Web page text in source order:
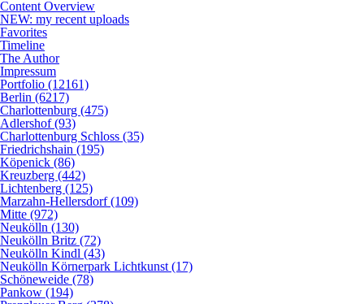
Content Overview
NEW: my recent uploads
Favorites
Timeline
The Author
Impressum
Portfolio (12161)
Berlin (6217)
Charlottenburg (475)
Adlershof (93)
Charlottenburg Schloss (35)
Friedrichshain (195)
Köpenick (86)
Kreuzberg (442)
Lichtenberg (125)
Marzahn-Hellersdorf (109)
Mitte (972)
Neukölln (130)
Neukölln Britz (72)
Neukölln Kindl (43)
Neukölln Körnerpark Lichtkunst (17)
Schöneweide (78)
Pankow (194)